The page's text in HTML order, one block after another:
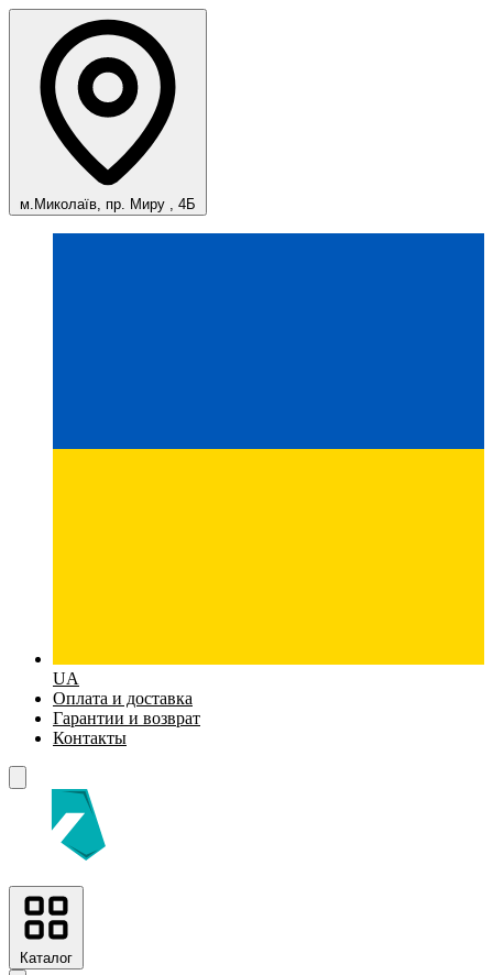
м.Миколаїв, пр. Миру , 4Б
UA
Оплата и доставка
Гарантии и возврат
Контакты
Каталог